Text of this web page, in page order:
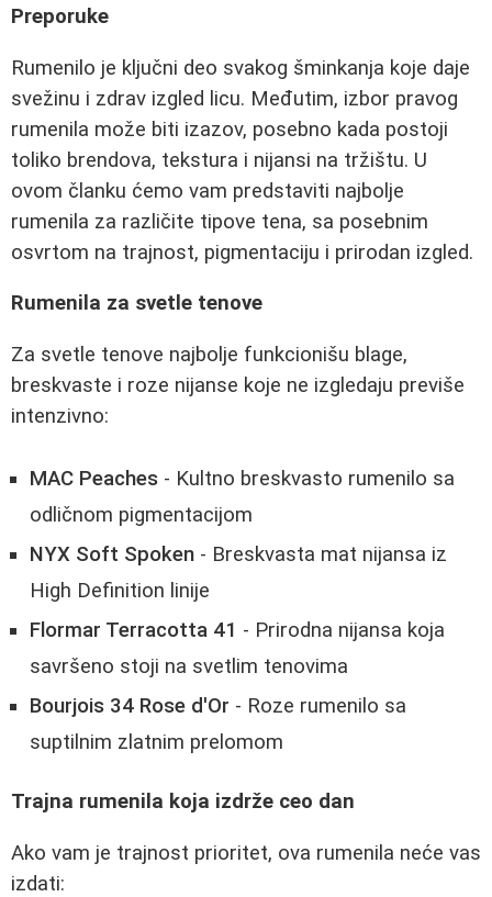
Preporuke
Rumenilo je ključni deo svakog šminkanja koje daje
svežinu i zdrav izgled licu. Međutim, izbor pravog
rumenila može biti izazov, posebno kada postoji
toliko brendova, tekstura i nijansi na tržištu. U
ovom članku ćemo vam predstaviti najbolje
rumenila za različite tipove tena, sa posebnim
osvrtom na trajnost, pigmentaciju i prirodan izgled.
Rumenila za svetle tenove
Za svetle tenove najbolje funkcionišu blage,
breskvaste i roze nijanse koje ne izgledaju previše
intenzivno:
MAC Peaches - Kultno breskvasto rumenilo sa
odličnom pigmentacijom
NYX Soft Spoken - Breskvasta mat nijansa iz
High Definition linije
Flormar Terracotta 41 - Prirodna nijansa koja
savršeno stoji na svetlim tenovima
Bourjois 34 Rose d'Or - Roze rumenilo sa
suptilnim zlatnim prelomom
Trajna rumenila koja izdrže ceo dan
Ako vam je trajnost prioritet, ova rumenila neće vas
izdati: